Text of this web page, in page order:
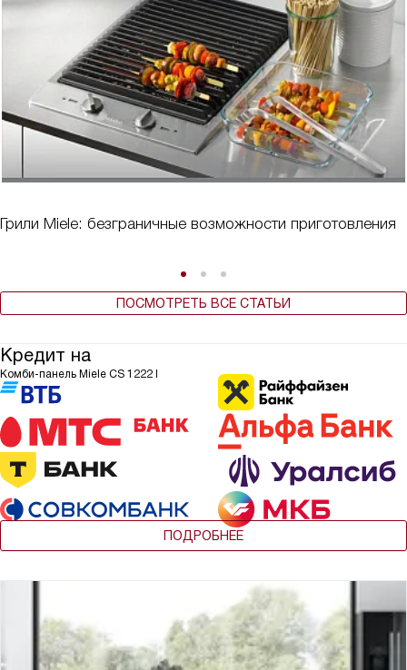
Грили Miele: безграничные возможности приготовления
ПОСМОТРЕТЬ ВСЕ СТАТЬИ
Кредит на
Комби-панель Miele CS 1222 I
ПОДРОБНЕЕ